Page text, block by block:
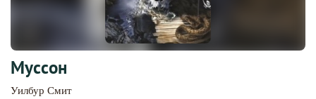
Муссон
Уилбур Смит